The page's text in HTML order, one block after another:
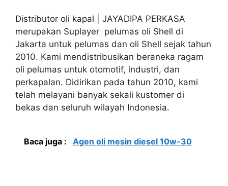
Distributor oli kapal | JAYADIPA PERKASA
merupakan Suplayer pelumas oli Shell di
Jakarta untuk pelumas dan oli Shell sejak tahun
2010. Kami mendistribusikan beraneka ragam
oli pelumas untuk otomotif, industri, dan
perkapalan. Didirikan pada tahun 2010, kami
telah melayani banyak sekali kustomer di
bekas dan seluruh wilayah Indonesia.
Baca juga : Agen oli mesin diesel 10w-30